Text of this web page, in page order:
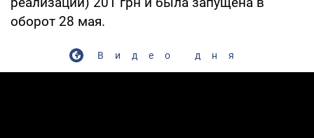
оборот 28 мая.
Видео дня